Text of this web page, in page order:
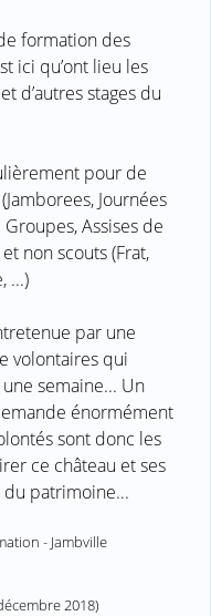
formation des
ici qu’ont lieu les
d’autres stages du
pour de
Journées
Assises de
non scouts (Frat,
...)
par une
volontaires qui
semaine... Un
énormément
sont donc les
ce château et ses
patrimoine...
- Jambville
2018)